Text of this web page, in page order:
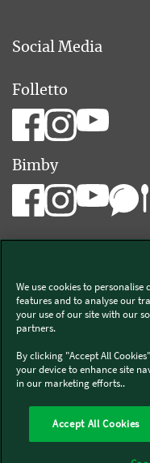
Social Media
Folletto
Bimby
Vorwerk Italia s.a.s.
C.F. e P.Iva
Chi siamo
Informativa Privacy
Licenza dati ai sensi del
Condizioni Generali di Vendita
Segnalazioni (whistleblowing)
We use cookies to
features and to analyse our
your use of our site with our
partners.
By clicking "Accept All
your device to enhance site
in our marketing efforts..
Accept All Cookies